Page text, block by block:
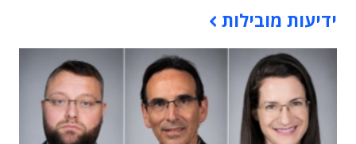
ידיעות מובילות